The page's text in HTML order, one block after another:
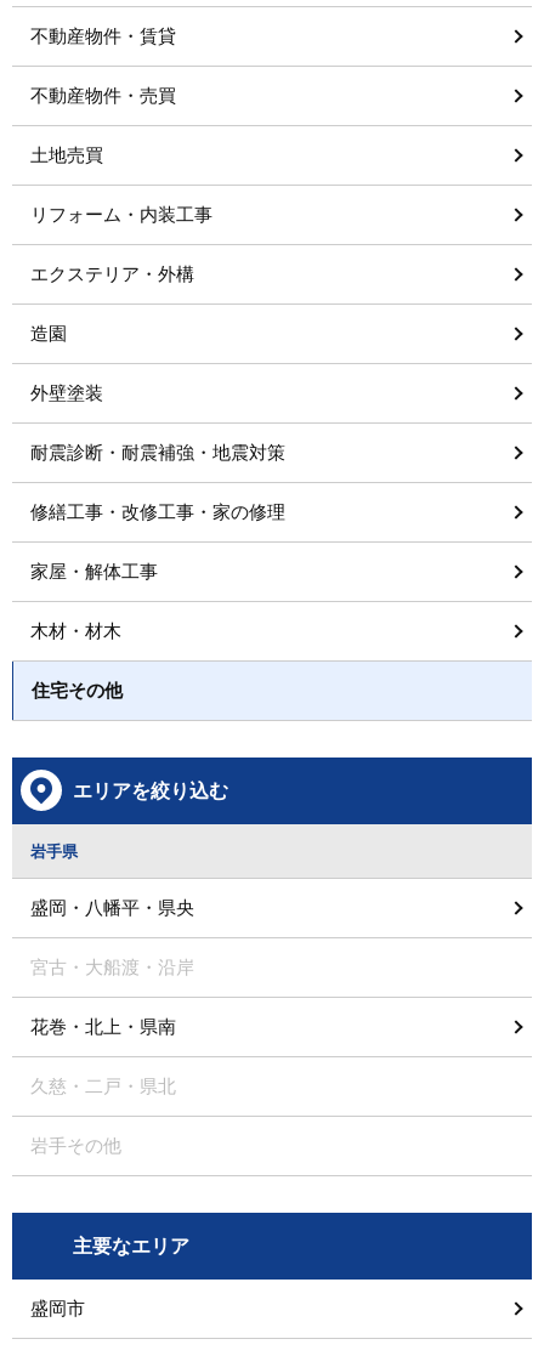
不動産物件・賃貸
不動産物件・売買
土地売買
リフォーム・内装工事
エクステリア・外構
造園
外壁塗装
耐震診断・耐震補強・地震対策
修繕工事・改修工事・家の修理
家屋・解体工事
木材・材木
住宅その他
エリアを絞り込む
岩手県
盛岡・八幡平・県央
宮古・大船渡・沿岸
花巻・北上・県南
久慈・二戸・県北
岩手その他
主要なエリア
盛岡市